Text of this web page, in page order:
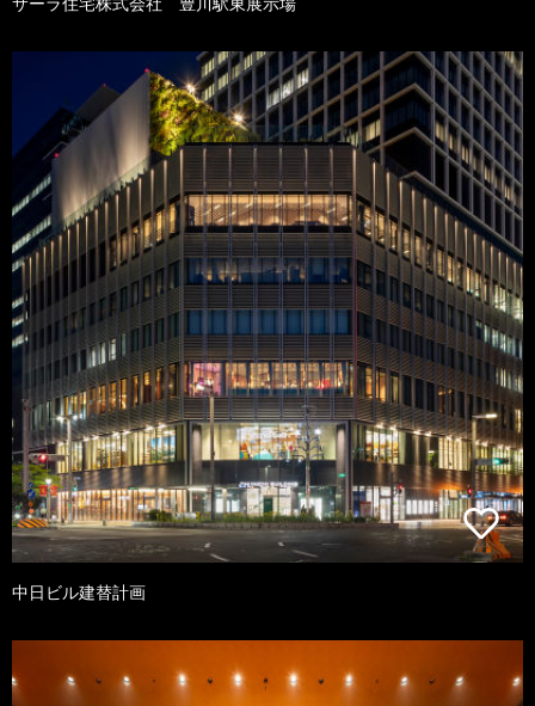
中日ビル建替計画